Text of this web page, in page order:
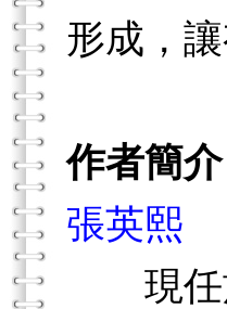
形成，
作者簡介
張英熙
現任於